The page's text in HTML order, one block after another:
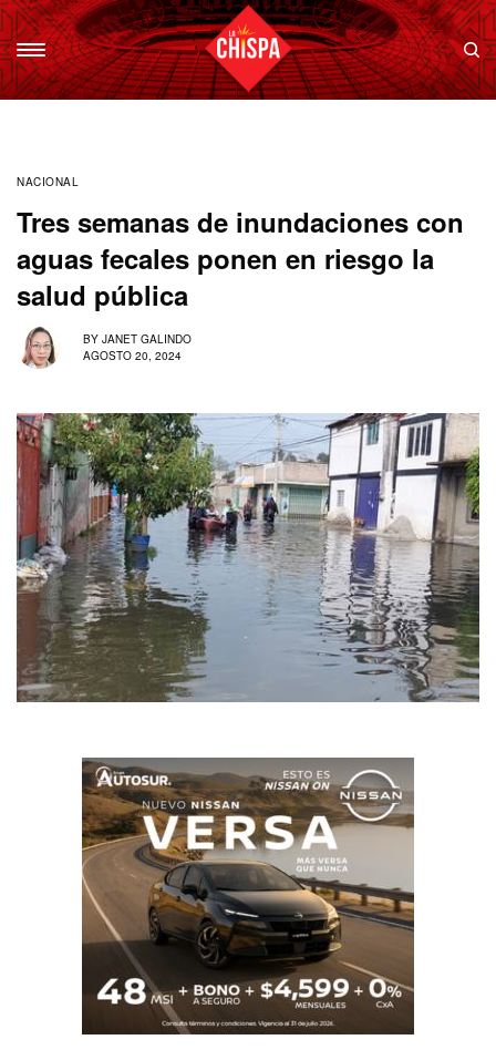
NACIONAL
Tres semanas de inundaciones con
aguas fecales ponen en riesgo la
salud pública
BY JANET GALINDO
AGOSTO 20, 2024